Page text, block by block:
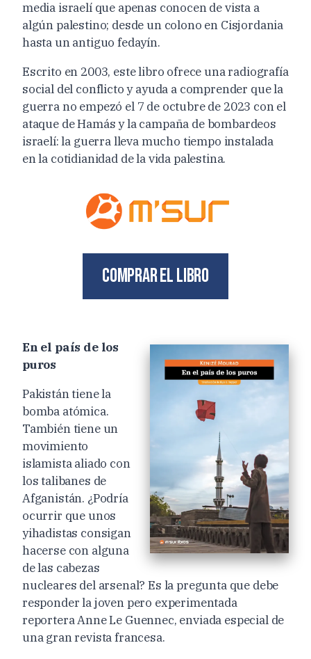
media israelí que apenas conocen de vista a
algún palestino; desde un colono en Cisjordania
hasta un antiguo fedayín.
Escrito en 2003, este libro ofrece una radiografía
social del conflicto y ayuda a comprender que la
guerra no empezó el 7 de octubre de 2023 con el
ataque de Hamás y la campaña de bombardeos
israelí: la guerra lleva mucho tiempo instalada
en la cotidianidad de la vida palestina.
Comprar el libro
En el país de los
puros
Pakistán tiene la
bomba atómica.
También tiene un
movimiento
islamista aliado con
los talibanes de
Afganistán. ¿Podría
ocurrir que unos
yihadistas consigan
hacerse con alguna
de las cabezas
nucleares del arsenal? Es la pregunta que debe
responder la joven pero experimentada
reportera Anne Le Guennec, enviada especial de
una gran revista francesa.